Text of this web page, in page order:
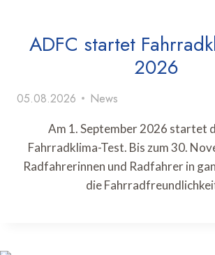
ADFC startet
2026
05.08.2026 News
Am 1. September 2026 startet
Fahrradklima-Test. Bis zum 30.
Radfahrerinnen und Radfahrer in
die